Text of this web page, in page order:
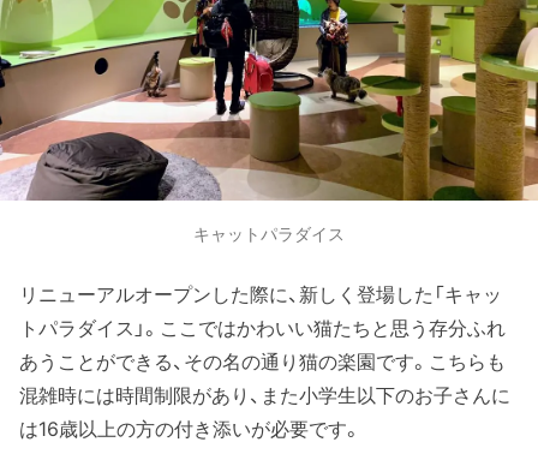
キャットパラダイス
リニューアルオープンした際に、新しく登場した「キャッ
トパラダイス」。ここではかわいい猫たちと思う存分ふれ
あうことができる、その名の通り猫の楽園です。こちらも
混雑時には時間制限があり、また小学生以下のお子さんに
は16歳以上の方の付き添いが必要です。